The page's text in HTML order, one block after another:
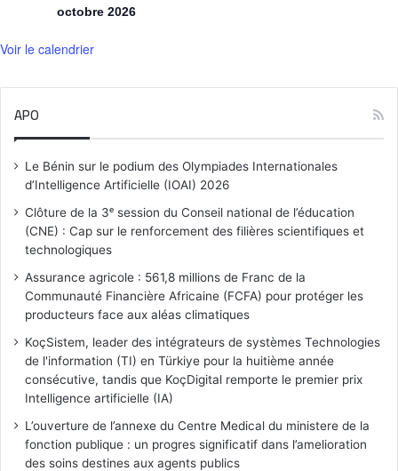
octobre 2026
Voir le calendrier
APO
Le Bénin sur le podium des Olympiades Internationales
d’Intelligence Artificielle (IOAI) 2026
Clôture de la 3ᵉ session du Conseil national de l’éducation
(CNE) : Cap sur le renforcement des filières scientifiques et
technologiques
Assurance agricole : 561,8 millions de Franc de la
Communauté Financière Africaine (FCFA) pour protéger les
producteurs face aux aléas climatiques
KoçSistem, leader des intégrateurs de systèmes Technologies
de l'information (TI) en Türkiye pour la huitième année
consécutive, tandis que KoçDigital remporte le premier prix
Intelligence artificielle (IA)
L’ouverture de l’annexe du Centre Medical du ministere de la
fonction publique : un progres significatif dans l’amelioration
des soins destines aux agents publics